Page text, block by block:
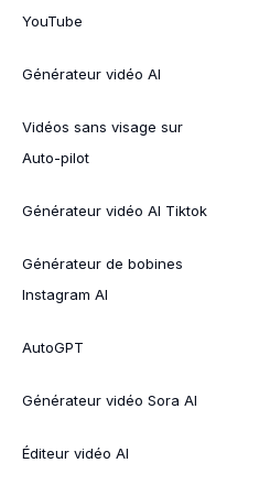
YouTube
Générateur vidéo AI
Vidéos sans visage sur
Auto-pilot
Générateur vidéo AI Tiktok
Générateur de bobines
Instagram AI
AutoGPT
Générateur vidéo Sora AI
Éditeur vidéo AI